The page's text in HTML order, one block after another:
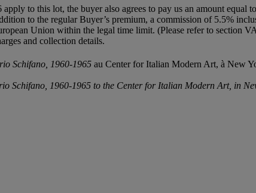
to this lot, the buyer also agrees to pay us an amount equal
to the regular Buyer’s premium, a commission of 5.5%
Union within the legal time limit. (Please refer to section
and collection details.
Schifano, 1960-1965 au Center for Italian Modern Art, à New
Schifano, 1960-1965 to the Center for Italian Modern Art, in